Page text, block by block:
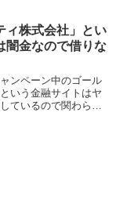
ィ株式会社」とい
闇金なので借りな
ンペーン中のゴール
いう金融サイトはヤ
ているので関わらな